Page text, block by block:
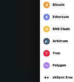
Português (Portugal)
Bahasa Indonesia